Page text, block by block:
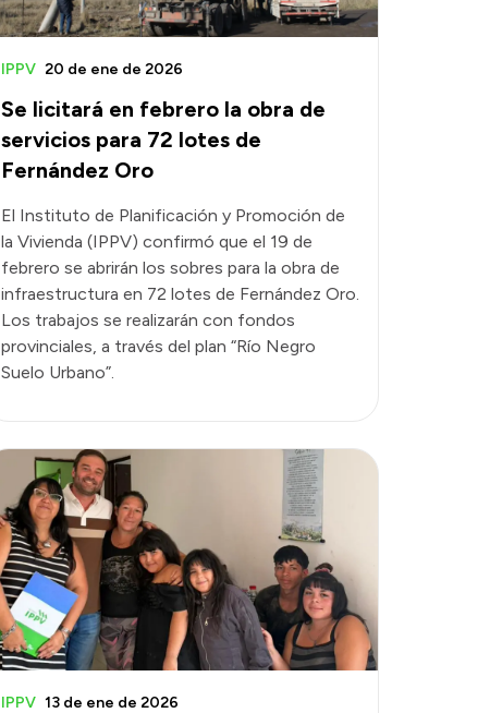
Se licitará en febrero la obra de
servicios para 72 lotes de
Fernández Oro
IPPV 20 de ene de 2026
El Instituto de Planificación y Promoción de
la Vivienda (IPPV) confirmó que el 19 de
febrero se abrirán los sobres para la obra de
infraestructura en 72 lotes de Fernández Oro.
Los trabajos se realizarán con fondos
provinciales, a través del plan “Río Negro
Suelo Urbano”.
IPPV 13 de ene de 2026